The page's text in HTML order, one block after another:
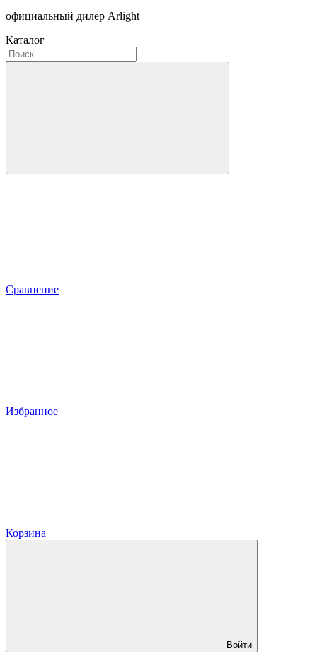
официальный дилер Arlight
Каталог
Сравнение
Избранное
Корзина
Войти